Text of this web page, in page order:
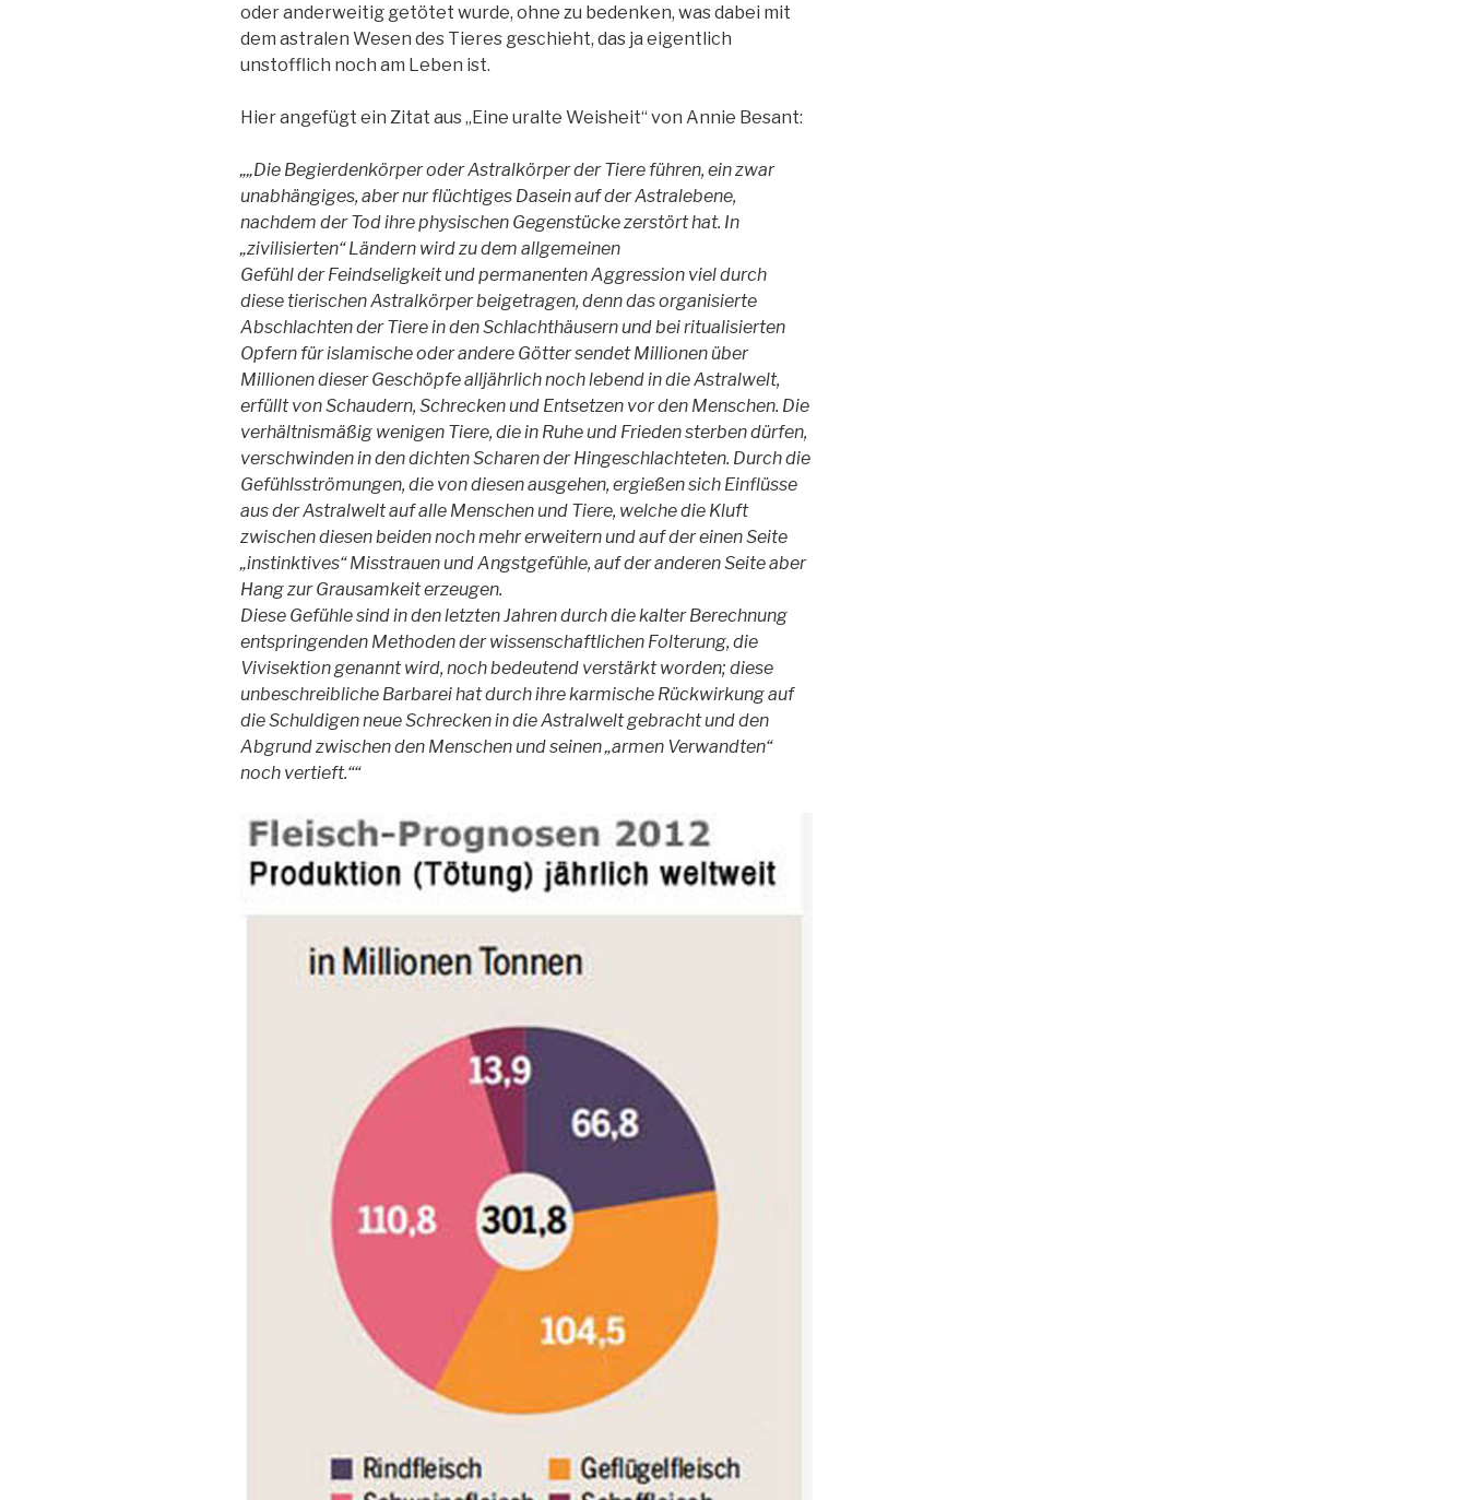
oder anderweitig getötet wurde, ohne zu bedenken, was dabei mit
dem astralen Wesen des Tieres geschieht, das ja eigentlich
unstofflich noch am Leben ist.
Hier angefügt ein Zitat aus „Eine uralte Weisheit“ von Annie Besant:
„„Die Begierdenkörper oder Astralkörper der Tiere führen, ein zwar
unabhängiges, aber nur flüchtiges Dasein auf der Astralebene,
nachdem der Tod ihre physischen Gegenstücke zerstört hat. In
„zivilisierten“ Ländern wird zu dem allgemeinen
Gefühl der Feindseligkeit und permanenten Aggression viel durch
diese tierischen Astralkörper beigetragen, denn das organisierte
Abschlachten der Tiere in den Schlachthäusern und bei ritualisierten
Opfern für islamische oder andere Götter sendet Millionen über
Millionen dieser Geschöpfe alljährlich noch lebend in die Astralwelt,
erfüllt von Schaudern, Schrecken und Entsetzen vor den Menschen. Die
verhältnismäßig wenigen Tiere, die in Ruhe und Frieden sterben dürfen,
verschwinden in den dichten Scharen der Hingeschlachteten. Durch die
Gefühlsströmungen, die von diesen ausgehen, ergießen sich Einflüsse
aus der Astralwelt auf alle Menschen und Tiere, welche die Kluft
zwischen diesen beiden noch mehr erweitern und auf der einen Seite
„instinktives“ Misstrauen und Angstgefühle, auf der anderen Seite aber
Hang zur Grausamkeit erzeugen.
Diese Gefühle sind in den letzten Jahren durch die kalter Berechnung
entspringenden Methoden der wissenschaftlichen Folterung, die
Vivisektion genannt wird, noch bedeutend verstärkt worden; diese
unbeschreibliche Barbarei hat durch ihre karmische Rückwirkung auf
die Schuldigen neue Schrecken in die Astralwelt gebracht und den
Abgrund zwischen den Menschen und seinen „armen Verwandten“
noch vertieft.““